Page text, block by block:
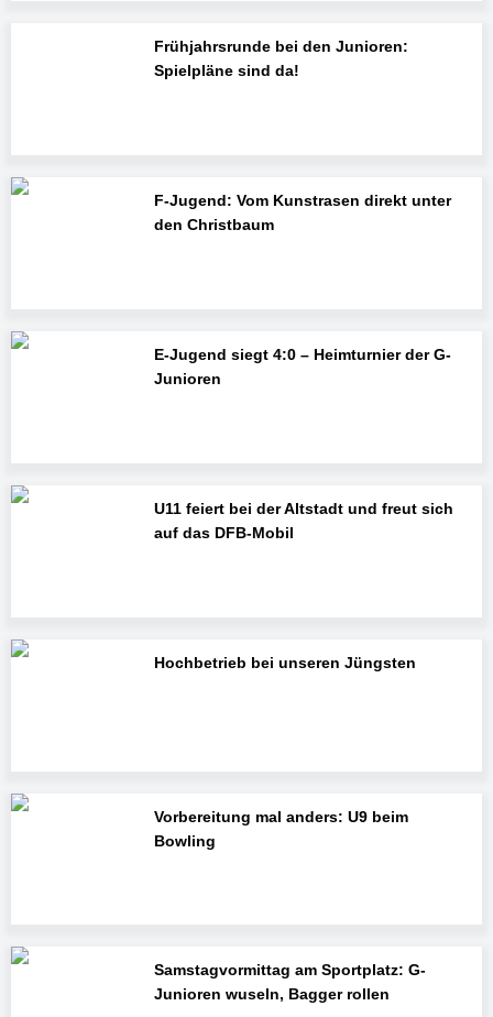
Frühjahrsrunde bei den Junioren:
Spielpläne sind da!
F-Jugend: Vom Kunstrasen direkt unter
den Christbaum
E-Jugend siegt 4:0 – Heimturnier der G-
Junioren
U11 feiert bei der Altstadt und freut sich
auf das DFB-Mobil
Hochbetrieb bei unseren Jüngsten
Vorbereitung mal anders: U9 beim
Bowling
Samstagvormittag am Sportplatz: G-
Junioren wuseln, Bagger rollen